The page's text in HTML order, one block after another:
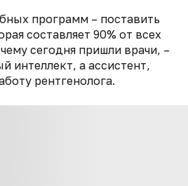
программ – поставить
составляет 90% от всех
сегодня пришли врачи, –
интеллект, а ассистент,
рентгенолога.